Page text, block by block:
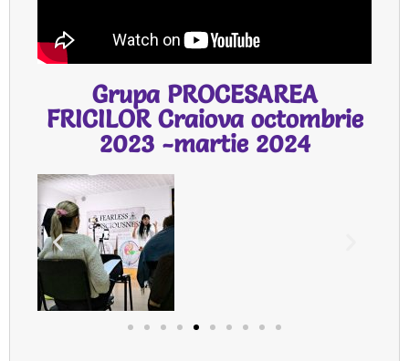
Grupa PROCESAREA
FRICILOR Craiova octombrie
2023 -martie 2024